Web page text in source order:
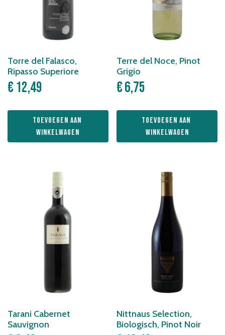
Torre del Falasco,
Ripasso Superiore
€12,49
Toevoegen aan
winkelwagen
Terre del Noce, Pinot
Grigio
€6,75
Toevoegen aan
winkelwagen
Tarani Cabernet
Sauvignon
Nittnaus Selection,
Biologisch, Pinot Noir